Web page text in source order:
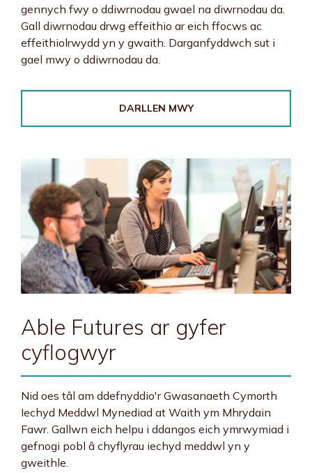
gennych fwy o ddiwrnodau gwael na diwrnodau da.
Gall diwrnodau drwg effeithio ar eich ffocws ac
effeithiolrwydd yn y gwaith. Darganfyddwch sut i
gael mwy o ddiwrnodau da.
DARLLEN MWY
Able Futures ar gyfer
cyflogwyr
Nid oes tâl am ddefnyddio'r Gwasanaeth Cymorth
Iechyd Meddwl Mynediad at Waith ym Mhrydain
Fawr. Gallwn eich helpu i ddangos eich ymrwymiad i
gefnogi pobl â chyflyrau iechyd meddwl yn y
gweithle.